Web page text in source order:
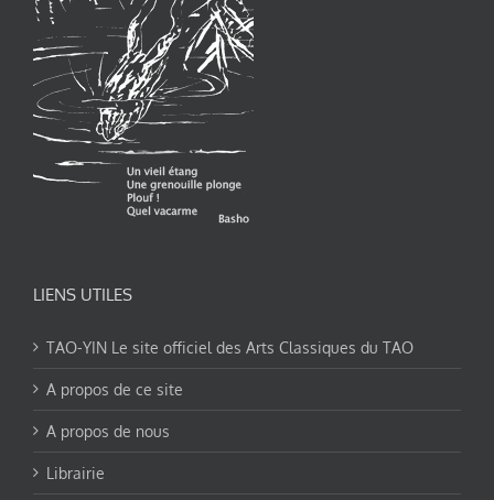
LIENS UTILES
TAO-YIN Le site officiel des Arts Classiques du TAO
A propos de ce site
A propos de nous
Librairie